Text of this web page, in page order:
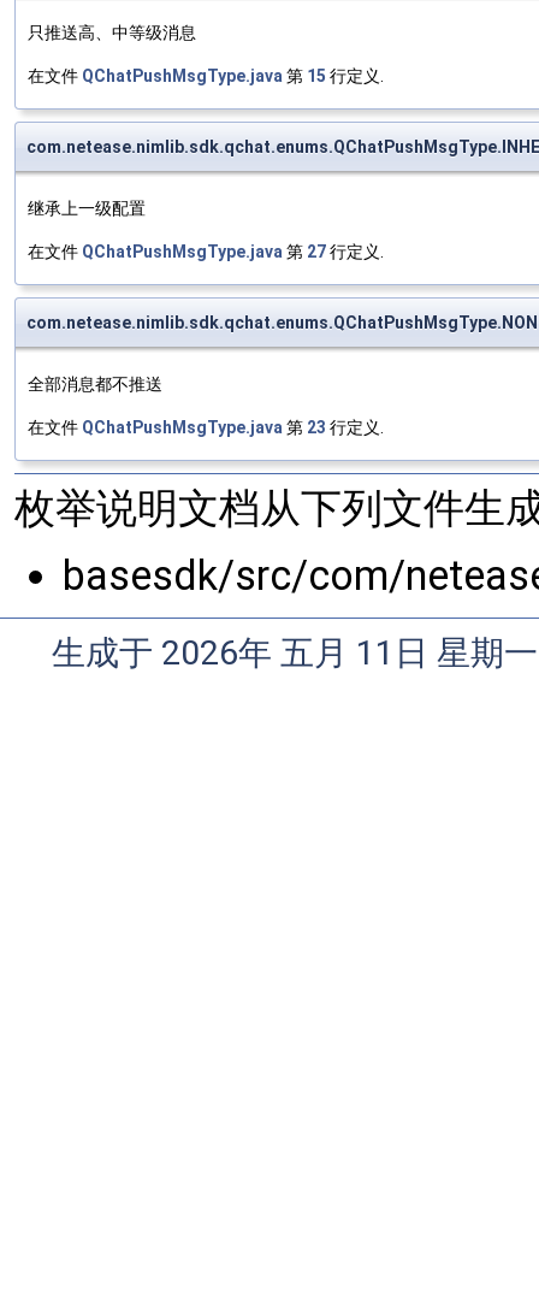
只推送高、中等级消息
在文件 QChatPushMsgType.java 第 15 行定义.
继承上一级配置
在文件 QChatPushMsgType.java 第 27行定义.
全部消息都不推送
在文件 QChatPushMsgType.java 第 23 行定义.
枚举说明文档从下列文件生
basesdk/src/com/
生成于 2026年 五月 11日 星期